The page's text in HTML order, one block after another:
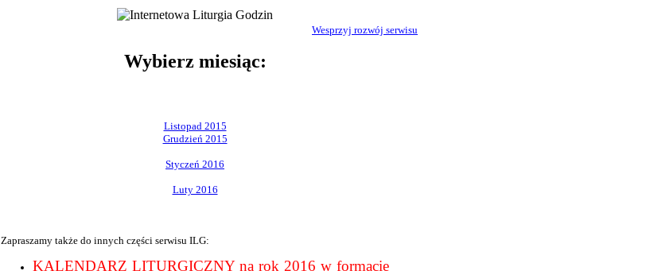
Wesprzyj rozwój serwisu
Wybierz miesiąc:
Listopad 2015
Grudzień 2015
Styczeń 2016
Luty 2016
Zapraszamy także do innych części serwisu ILG:
KALENDARZ LITURGICZNY na rok 2016 w formacie